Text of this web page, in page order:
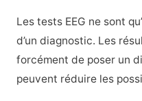
Les tests EEG ne sont
d’un diagnostic. Les
forcément de poser un
peuvent réduire les